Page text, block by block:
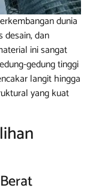
dunia
dan
ini sangat
gedung tinggi
langit hingga
yang kuat